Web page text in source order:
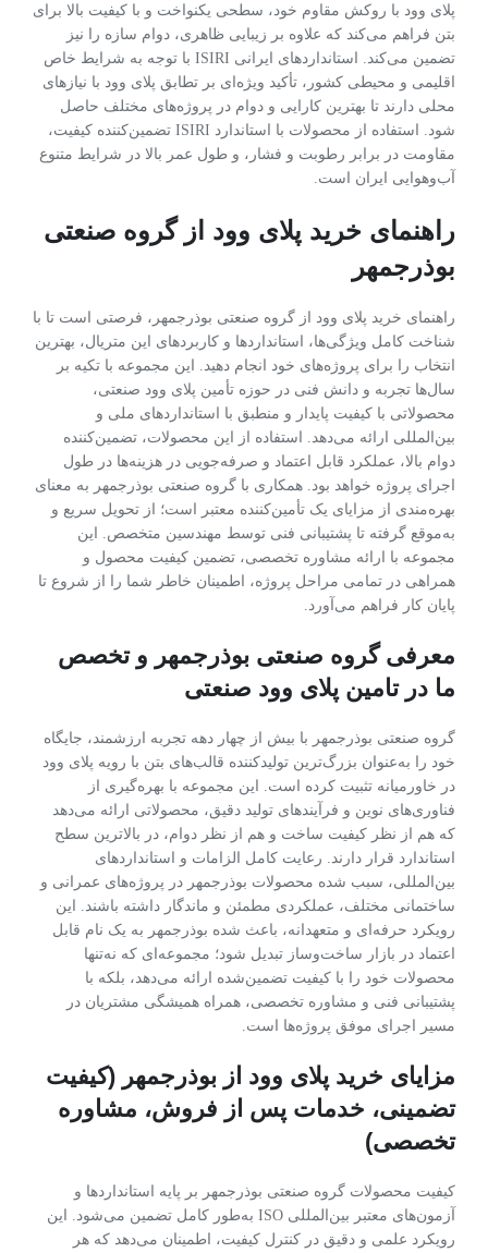
پلای وود با روکش مقاوم خود، سطحی یکنواخت و با کیفیت بالا برای
بتن فراهم می‌کند که علاوه بر زیبایی ظاهری، دوام سازه را نیز
تضمین می‌کند. استانداردهای ایرانی ISIRI با توجه به شرایط خاص
اقلیمی و محیطی کشور، تأکید ویژه‌ای بر تطابق پلای وود با نیازهای
محلی دارند تا بهترین کارایی و دوام در پروژه‌های مختلف حاصل
شود. استفاده از محصولات با استاندارد ISIRI تضمین‌کننده کیفیت،
مقاومت در برابر رطوبت و فشار، و طول عمر بالا در شرایط متنوع
آب‌وهوایی ایران است.
راهنمای خرید پلای وود از گروه صنعتی
بوذرجمهر
راهنمای خرید پلای وود از گروه صنعتی بوذرجمهر، فرصتی است تا با
شناخت کامل ویژگی‌ها، استانداردها و کاربردهای این متریال، بهترین
انتخاب را برای پروژه‌های خود انجام دهید. این مجموعه با تکیه بر
سال‌ها تجربه و دانش فنی در حوزه تأمین پلای وود صنعتی،
محصولاتی با کیفیت پایدار و منطبق با استانداردهای ملی و
بین‌المللی ارائه می‌دهد. استفاده از این محصولات، تضمین‌کننده
دوام بالا، عملکرد قابل اعتماد و صرفه‌جویی در هزینه‌ها در طول
اجرای پروژه خواهد بود. همکاری با گروه صنعتی بوذرجمهر به معنای
بهره‌مندی از مزایای یک تأمین‌کننده معتبر است؛ از تحویل سریع و
به‌موقع گرفته تا پشتیبانی فنی توسط مهندسین متخصص. این
مجموعه با ارائه مشاوره تخصصی، تضمین کیفیت محصول و
همراهی در تمامی مراحل پروژه، اطمینان خاطر شما را از شروع تا
پایان کار فراهم می‌آورد.
معرفی گروه صنعتی بوذرجمهر و تخصص
ما در تامین پلای وود صنعتی
گروه صنعتی بوذرجمهر با بیش از چهار دهه تجربه ارزشمند، جایگاه
خود را به‌عنوان بزرگ‌ترین تولیدکننده قالب‌های بتن با رویه پلای وود
در خاورمیانه تثبیت کرده است. این مجموعه با بهره‌گیری از
فناوری‌های نوین و فرآیندهای تولید دقیق، محصولاتی ارائه می‌دهد
که هم از نظر کیفیت ساخت و هم از نظر دوام، در بالاترین سطح
استاندارد قرار دارند. رعایت کامل الزامات و استانداردهای
بین‌المللی، سبب شده محصولات بوذرجمهر در پروژه‌های عمرانی و
ساختمانی مختلف، عملکردی مطمئن و ماندگار داشته باشند. این
رویکرد حرفه‌ای و متعهدانه، باعث شده بوذرجمهر به یک نام قابل
اعتماد در بازار ساخت‌وساز تبدیل شود؛ مجموعه‌ای که نه‌تنها
محصولات خود را با کیفیت تضمین‌شده ارائه می‌دهد، بلکه با
پشتیبانی فنی و مشاوره تخصصی، همراه همیشگی مشتریان در
مسیر اجرای موفق پروژه‌ها است.
مزایای خرید پلای وود از بوذرجمهر (کیفیت
تضمینی، خدمات پس از فروش، مشاوره
تخصصی)
کیفیت محصولات گروه صنعتی بوذرجمهر بر پایه استانداردها و
آزمون‌های معتبر بین‌المللی ISO به‌طور کامل تضمین می‌شود. این
رویکرد علمی و دقیق در کنترل کیفیت، اطمینان می‌دهد که هر